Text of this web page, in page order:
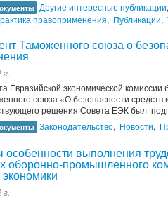
Другие интересные публикации,
правоприменения, Публикации,
Таможенного союза о
г.
Евразийской экономической комиссии
союза «О безопасности
решения Совета ЕЭК был
Законодательство, Новости,
особенности выполнения
оборонно-промышленного
г.